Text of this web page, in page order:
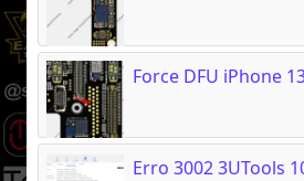
Force DFU iPhone
Erro 3002 3UTools